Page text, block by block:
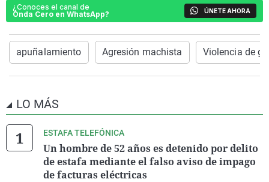
¿Conoces el canal de
Onda Cero en WhatsApp?
ÚNETE AHORA
apuñalamiento Agresión machista Violencia de
LO MÁS
ESTAFA TELEFÓNICA
Un hombre de 52 años es detenido por delito
de estafa mediante el falso aviso de impago
de facturas eléctricas